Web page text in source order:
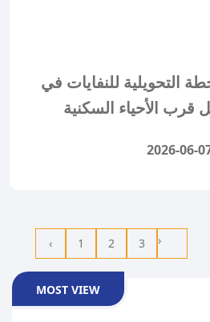
التحويلية للنفايات في
قرب الأحياء السكنية
2026-06-
‹ 1 2 3 ›
MOST VIEW